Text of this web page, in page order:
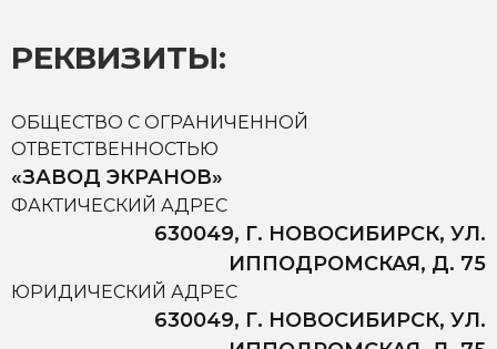
РЕКВИЗИТЫ:
ОБЩЕСТВО С ОГРАНИЧЕННОЙ
ОТВЕТСТВЕННОСТЬЮ
«ЗАВОД ЭКРАНОВ»
ФАКТИЧЕСКИЙ АДРЕС
630049, Г. НОВОСИБИРСК, УЛ.
ИППОДРОМСКАЯ, Д. 75
ЮРИДИЧЕСКИЙ АДРЕС
630049, Г. НОВОСИБИРСК, УЛ.